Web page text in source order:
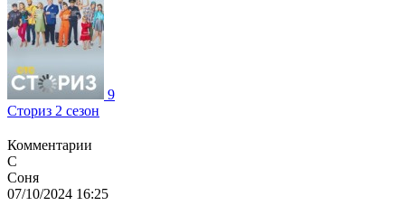
9
Сториз 2 сезон
Комментарии
С
Соня
07/10/2024 16:25